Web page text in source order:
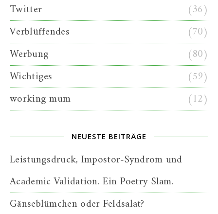
Twitter
(36)
Verblüffendes
(70)
Werbung
(80)
Wichtiges
(59)
working mum
(12)
NEUESTE BEITRÄGE
Leistungsdruck, Impostor-Syndrom und
Academic Validation. Ein Poetry Slam.
Gänseblümchen oder Feldsalat?